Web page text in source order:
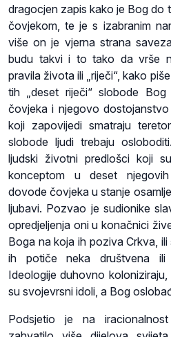
dragocjen zapis kako je Bog do
čovjekom, te je s izabranim
više on je vjerna strana
budu takvi i to tako da vrše
pravila života ili „riječi“, kako
tih „deset riječi“ slobode
čovjeka i njegovo
koji zapovijedi smatraju
slobode ljudi trebaju
ljudski životni predlošci koji
konceptom u deset
dovode čovjeka u stanje
ljubavi. Pozvao je sudionike
opredjeljenja oni u konačnici
Boga na koja ih poziva Crkva,
ih potiče neka društvena ili
Ideologije duhovno
su svojevrsni idoli, a Bog
Podsjetio je na